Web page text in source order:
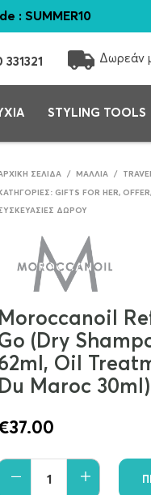
: SUMMER10
331321 Δωρεάν
STYLING TOOLS
ΣΕΛΊΔΑ / ΜΑΛΛΙΆ /
ΚΑΤΗΓΟΡΊΕΣ:GIFTS FOR HER,OFFER,
ΔΏΡΟΥ
Moroccanoil
(Dry
Oil
Du Maroc 30ml)
37.00